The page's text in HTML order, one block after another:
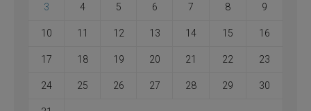
3 4 5 6 7 8 9
10 11 12 13 14 15 16
17 18 19 20 21 22 23
24 25 26 27 28 29 30